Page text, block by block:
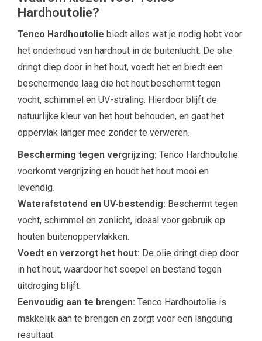
Hardhoutolie?
Tenco Hardhoutolie biedt alles wat je nodig hebt voor
het onderhoud van hardhout in de buitenlucht. De olie
dringt diep door in het hout, voedt het en biedt een
beschermende laag die het hout beschermt tegen
vocht, schimmel en UV-straling. Hierdoor blijft de
natuurlijke kleur van het hout behouden, en gaat het
oppervlak langer mee zonder te verweren.
Bescherming tegen vergrijzing: Tenco Hardhoutolie
voorkomt vergrijzing en houdt het hout mooi en
levendig.
Waterafstotend en UV-bestendig: Beschermt tegen
vocht, schimmel en zonlicht, ideaal voor gebruik op
houten buitenoppervlakken.
Voedt en verzorgt het hout: De olie dringt diep door
in het hout, waardoor het soepel en bestand tegen
uitdroging blijft.
Eenvoudig aan te brengen: Tenco Hardhoutolie is
makkelijk aan te brengen en zorgt voor een langdurig
resultaat.